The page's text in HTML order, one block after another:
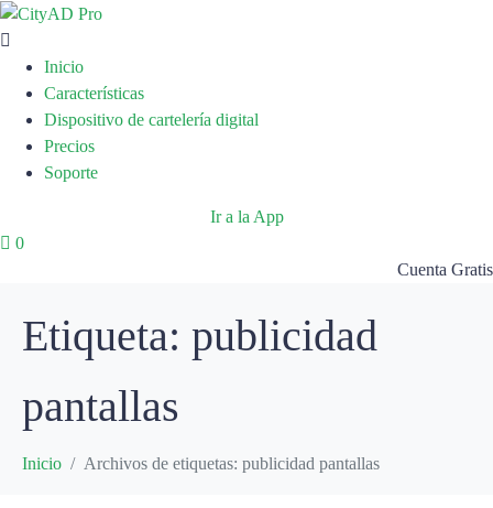
Inicio
Características
Dispositivo de cartelería digital
Precios
Soporte
Ir a la App
0
Cuenta Gratis
Etiqueta: publicidad
pantallas
Inicio Archivos de etiquetas: publicidad pantallas